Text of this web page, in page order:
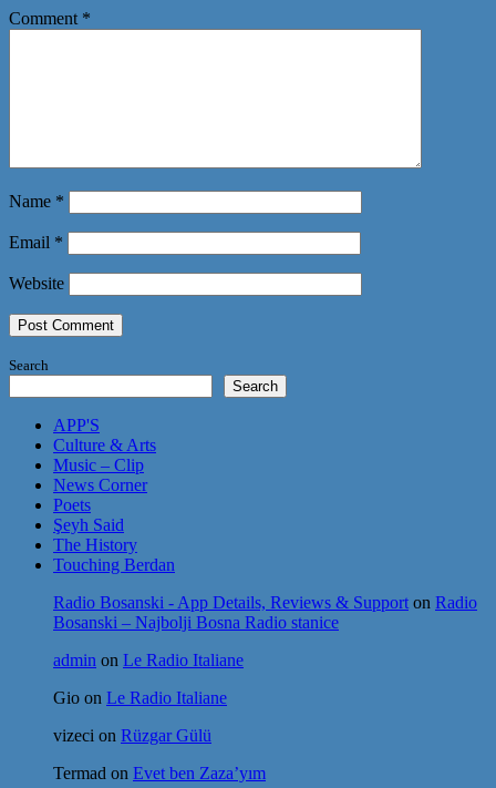
Comment *
Name *
Email *
Website
Search
Search
APP'S
Culture & Arts
Music – Clip
News Corner
Poets
Şeyh Said
The History
Touching Berdan
Radio Bosanski - App Details, Reviews & Support on Radio
Bosanski – Najbolji Bosna Radio stanice
admin on Le Radio Italiane
Gio on Le Radio Italiane
vizeci on Rüzgar Gülü
Termad on Evet ben Zaza’yım